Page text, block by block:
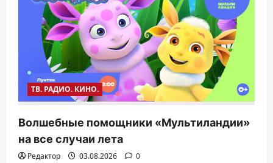
ТВ. РАДИО. КИНО.
Волшебные помощники «Мультиландии»
на все случаи лета
Редактор 03.08.2026 0